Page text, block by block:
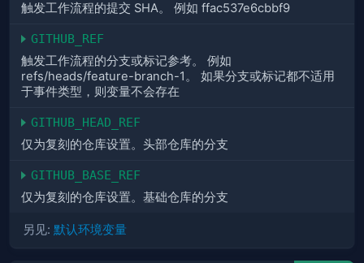
触发工作流程的提交 SHA。 例如 ffac537e6cbbf9
GITHUB_REF
触发工作流程的分支或标记参考。 例如
refs/heads/feature-branch-1。 如果分支或标记都不适用
于事件类型，则变量不会存在
GITHUB_HEAD_REF
仅为复刻的仓库设置。头部仓库的分支
GITHUB_BASE_REF
仅为复刻的仓库设置。基础仓库的分支
另见: 默认环境变量